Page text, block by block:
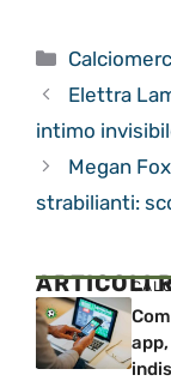
Categorie
Elettra
intimo
Megan
strabilianti:
ARTICOLI